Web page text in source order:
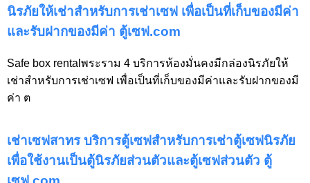
นิรภัยให้เช่าสำหรับการเช่าเซฟ เพื่อเป็นที่เก็บของมีค่า
และรับฝากของมีค่า ตู้เซฟ.com
Safe box rentalพระราม 4 บริการห้องมั่นคงมีกล่องนิรภัยให้
เช่าสำหรับการเช่าเซฟ เพื่อเป็นที่เก็บของมีค่าและรับฝากของมี
ค่า ต
เช่าเซฟสาทร บริการตู้เซฟสำหรับการเช่าตู้เซฟนิรภัย
เพื่อใช้งานเป็นตู้นิรภัยส่วนตัวและตู้เซฟส่วนตัว ตู้